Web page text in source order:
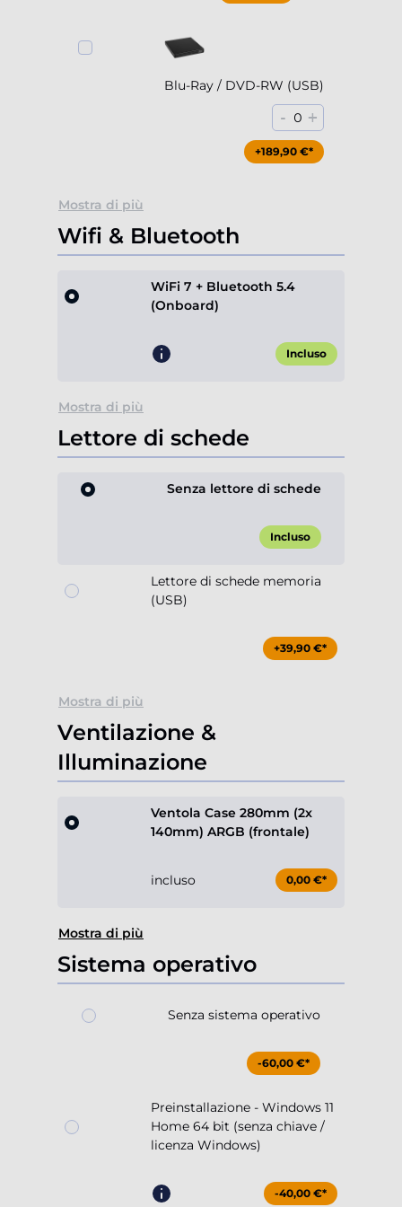
Blu-Ray / DVD-RW (USB)
- 0 +
+189,90 €*
Mostra di più
Wifi & Bluetooth
WiFi 7 + Bluetooth 5.4
(Onboard)
Incluso
Mostra di più
Lettore di schede
Senza lettore di schede
Incluso
Lettore di schede memoria
(USB)
+39,90 €*
Mostra di più
Ventilazione &
Illuminazione
Ventola Case 280mm (2x
140mm) ARGB (frontale)
incluso 0,00 €*
Mostra di più
Sistema operativo
Senza sistema operativo
-60,00 €*
Preinstallazione - Windows 11
Home 64 bit (senza chiave /
licenza Windows)
-40,00 €*